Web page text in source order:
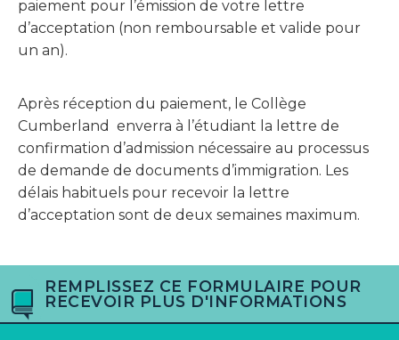
paiement pour l’émission de votre lettre
d’acceptation (non remboursable et valide pour
un an).
Après réception du paiement, le Collège
Cumberland enverra à l’étudiant la lettre de
confirmation d’admission nécessaire au processus
de demande de documents d’immigration. Les
délais habituels pour recevoir la lettre
d’acceptation sont de deux semaines maximum.
REMPLISSEZ CE FORMULAIRE POUR
RECEVOIR PLUS D'INFORMATIONS